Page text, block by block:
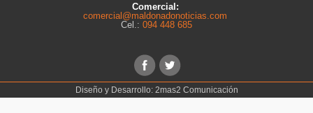
Comercial:
comercial@maldonadonoticias.com
Cel.: 094 448 685
Diseño y Desarrollo: 2mas2 Comunicación